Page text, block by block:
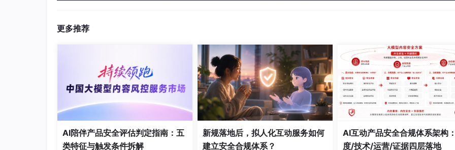
适用于 Android 7.0+，需先通过 Magisk 获取 root 权限（支持 Android 14 以下主流机型）：
# 步骤1：下载适配设备架构的tcpdump二进制文件
# 从AOSP预编译仓库获取（arm/arm64/x86可选）：https://www.androidtcpdump.com/
adb push tcpdump /data/local/tmp/
adb shell chmod 755 /tmp/tcpdump
更多推荐
AI陪伴产品安全评估判定指南：五
类特征与触发条件拆解
新规落地后，拟人化互动服务如何
建立安全合规体系？
AI互动产品安全合规体系架构
度/技术/运营/证据四层落地